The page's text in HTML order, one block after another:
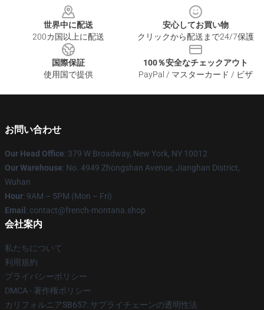
世界中に配送
200カ国以上に配送
安心してお買い物
クリックから配送まで24/7保護
国際保証
使用国で提供
100％安全なチェックアウト
PayPal / マスターカード / ビザ
お問い合わせ
Our Head Office: 379 W Broadway, New York, NY 10012
Our Warehouse: No. 4949 Zhongshan Avenue, Jianghan District,
Wuhan
Hour: 9AM – 5PM (Mon – Fri)
Email : contact@french-montana.shop
会社案内
私たちについて
利用規約
プライバシーポリシー
DMCA - 著作権ポリシー
カリフォルニアSB657: サプライチェーンの透明性法